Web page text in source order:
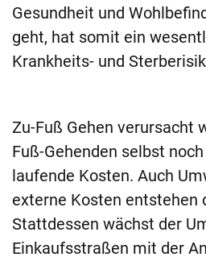
Gesundheit und
geht, hat somit ein
Krankheits- und
Zu-Fuß Gehen verursacht
Fuß-Gehenden selbst
laufende Kosten. Auch
externe Kosten entstehen
Stattdessen wächst der
Einkaufsstraßen mit der